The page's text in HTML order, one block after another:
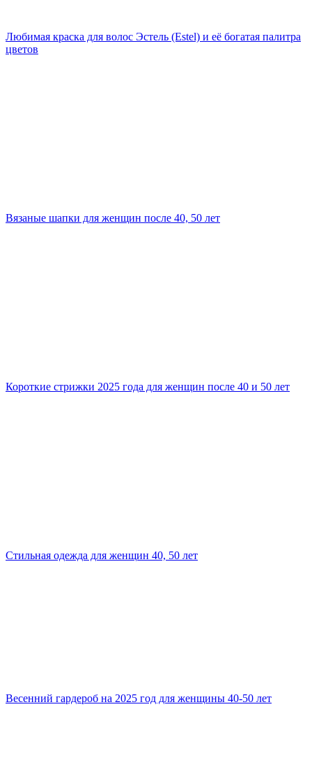
Любимая краска для волос Эстель (Estel) и её богатая палитра
цветов
Вязаные шапки для женщин после 40, 50 лет
Короткие стрижки 2025 года для женщин после 40 и 50 лет
Стильная одежда для женщин 40, 50 лет
Весенний гардероб на 2025 год для женщины 40-50 лет